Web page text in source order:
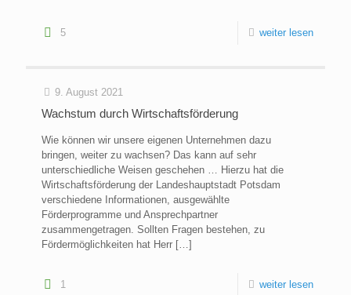
5 weiter lesen
9. August 2021
Wachstum durch Wirtschaftsförderung
Wie können wir unsere eigenen Unternehmen dazu
bringen, weiter zu wachsen? Das kann auf sehr
unterschiedliche Weisen geschehen … Hierzu hat die
Wirtschaftsförderung der Landeshauptstadt Potsdam
verschiedene Informationen, ausgewählte
Förderprogramme und Ansprechpartner
zusammengetragen. Sollten Fragen bestehen, zu
Fördermöglichkeiten hat Herr […]
1 weiter lesen